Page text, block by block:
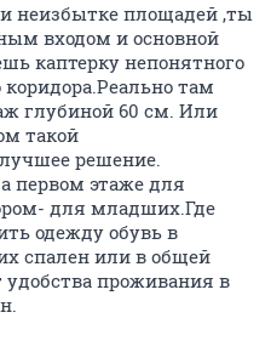
неизбытке площадей ,ты
входом и основной
каптерку непонятного
там
глубиной 60 см. Или
такой
решение.
первом этаже для
для младших.Где
одежду обувь в
спален или в общей
удобства проживания в